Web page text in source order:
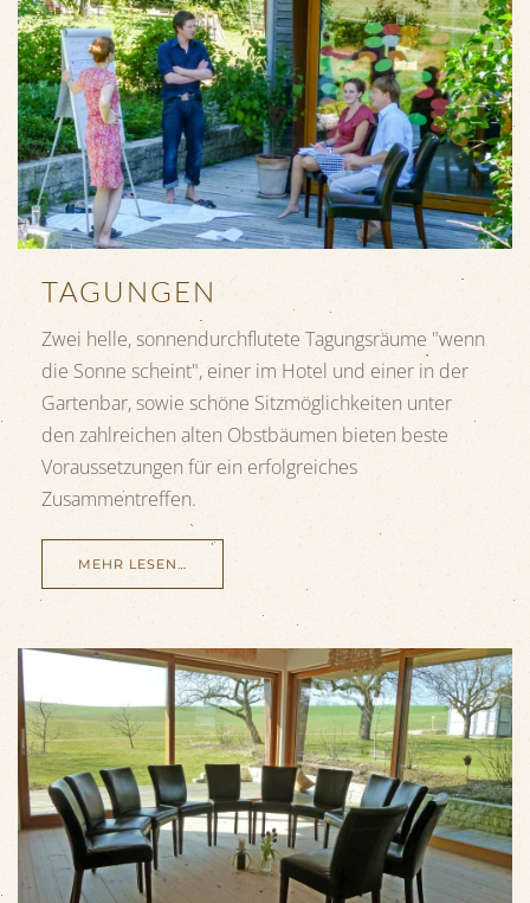
TAGUNGEN
Zwei helle, sonnendurchflutete Tagungsräume "wenn
die Sonne scheint", einer im Hotel und einer in der
Gartenbar, sowie schöne Sitzmöglichkeiten unter
den zahlreichen alten Obstbäumen bieten beste
Voraussetzungen für ein erfolgreiches
Zusammentreffen.
MEHR LESEN…